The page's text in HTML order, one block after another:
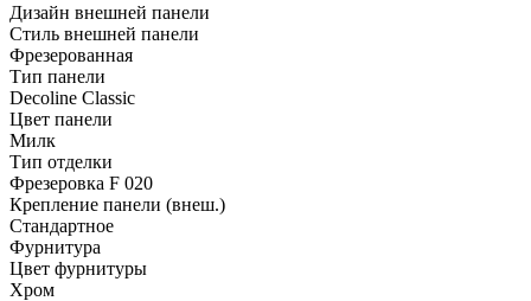
Дизайн внешней панели
Стиль внешней панели
Фрезерованная
Тип панели
Decoline Classic
Цвет панели
Милк
Тип отделки
Фрезеровка F 020
Крепление панели (внеш.)
Стандартное
Фурнитура
Цвет фурнитуры
Хром